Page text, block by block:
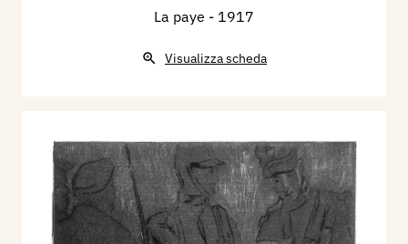
La paye - 1917
Visualizza scheda